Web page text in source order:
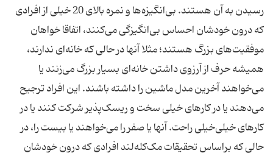
رسیدن به آن هستند. بی‌انگیزه‌ها و نمره بالای 20 خیلی از افرادی
که درون خودشان احساس بی‌انگیزگی می‌کنند، اتفاقا خواهان
موفقیت‌های بزرگ هستند؛ مثلا آنها در حالی که خانه‌ای ندارند،
همیشه حرف از آرزوی داشتن خانه‌ای بسیار بزرگ می‌زنند یا
می‌خواهند آخرین مدل ماشین را داشته باشند. این افراد ترجیح
می‌دهند یا در کارهای خیلی سخت و ریسک‌پذیر شرکت کنند یا در
کارهای خیلی‌خیلی راحت. آنها یا صفر را می‌خواهند یا بیست را، در
حالی که براساس تحقیقات مک‌کله‌لند افرادی که درون خودشان